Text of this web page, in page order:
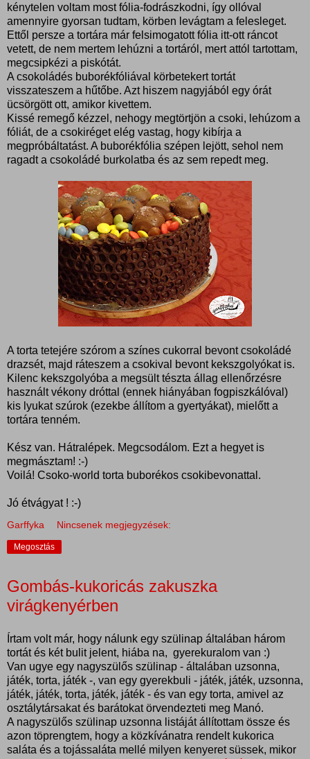
kénytelen voltam most fólia-fodrászkodni, így ollóval
amennyire gyorsan tudtam, körben levágtam a felesleget.
Ettől persze a tortára már felsimogatott fólia itt-ott ráncot
vetett, de nem mertem lehúzni a tortáról, mert attól tartottam,
megcsipkézi a piskótát.
A csokoládés buborékfóliával körbetekert tortát
visszateszem a hűtőbe. Azt hiszem nagyjából egy órát
ücsörgött ott, amikor kivettem.
Kissé remegő kézzel, nehogy megtörtjön a csoki, lehúzom a
fóliát, de a csokiréget elég vastag, hogy kibírja a
megpróbáltatást. A buborékfólia szépen lejött, sehol nem
ragadt a csokoládé burkolatba és az sem repedt meg.
A torta tetejére szórom a színes cukorral bevont csokoládé
drazsét, majd ráteszem a csokival bevont kekszgolyókat is.
Kilenc kekszgolyóba a megsült tészta állag ellenőrzésre
használt vékony dróttal (ennek hiányában fogpiszkálóval)
kis lyukat szúrok (ezekbe állítom a gyertyákat), mielőtt a
tortára tenném.
Kész van. Hátralépek. Megcsodálom. Ezt a hegyet is
megmásztam! :-)
Voilá! Csoko-world torta buborékos csokibevonattal.
Jó étvágyat ! :-)
Garffyka Nincsenek megjegyzések:
Megosztás
Gombás-kukoricás zakuszka
virágkenyérben
Írtam volt már, hogy nálunk egy szülinap általában három
tortát és két bulit jelent, hiába na, gyerekuralom van :)
Van ugye egy nagyszülős szülinap - általában uzsonna,
játék, torta, játék -, van egy gyerekbuli - játék, játék, uzsonna,
játék, játék, torta, játék, játék - és van egy torta, amivel az
osztálytársakat és barátokat örvendezteti meg Manó.
A nagyszülős szülinap uzsonna listáját állítottam össze és
azon töprengtem, hogy a közkívánatra rendelt kukorica
saláta és a tojássaláta mellé milyen kenyeret süssek, mikor